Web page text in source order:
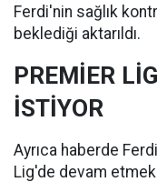
Ferdi'nin sağlık
beklediği aktarıldı.
PREMİER
İSTİYOR
Ayrıca haberde
Lig'de devam